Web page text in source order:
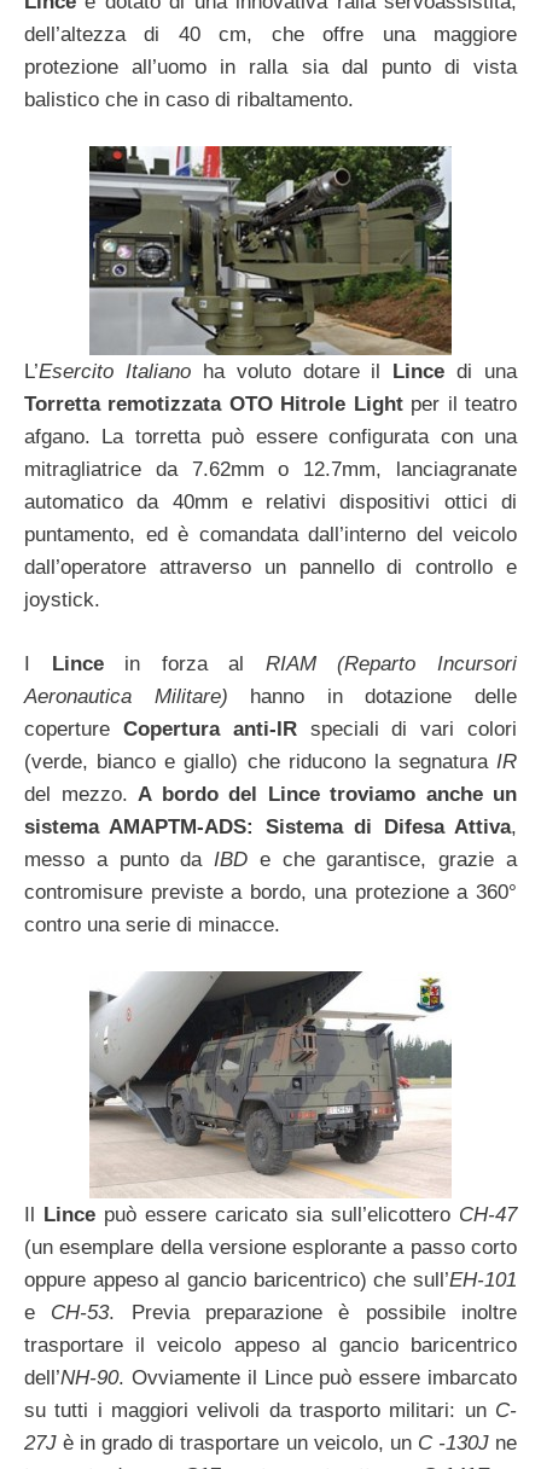
dell’altezza di 40 cm, che offre una maggiore
protezione all’uomo in ralla sia dal punto di vista
balistico che in caso di ribaltamento.
L’Esercito Italianoha voluto dotare il Lince di una
Torretta remotizzata OTO Hitrole Lightper il teatro
afgano. La torretta può essere configurata con una
mitragliatrice da 7.62mm o 12.7mm, lanciagranate
automatico da 40mm e relativi dispositivi ottici di
puntamento, ed è comandata dall’interno del veicolo
dall’operatore attraverso un pannello di controllo e
joystick.
I Lincein forza al RIAM (Reparto Incursori
Aeronautica Militare) hanno in dotazione delle
coperture Copertura anti-IR speciali di vari colori
(verde, bianco e giallo) che riducono la segnatura IR
del mezzo. A bordo del Lince troviamo anche un
sistema AMAPTM-ADS: Sistema di Difesa Attiva,
messo a punto da IBD e che garantisce, grazie a
contromisure previste a bordo, una protezione a 360°
contro una serie di minacce.
Il Lince può essere caricato sia sull’elicottero CH-47
(un esemplare della versione esplorante a passo corto
oppure appeso al gancio baricentrico) che sull’EH-101
e CH-53. Previa preparazione è possibile inoltre
trasportare il veicolo appeso al gancio baricentrico
dell’NH-90. Ovviamente il Lince può essere imbarcato
su tutti i maggiori velivoli da trasporto militari: un C-
27J è in grado di trasportare un veicolo, un C -130Jne